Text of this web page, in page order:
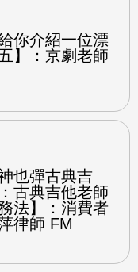
你介紹一位漂
】：京劇老師
也彈古典吉
古典吉他老師
法】：消費者
律師 FM